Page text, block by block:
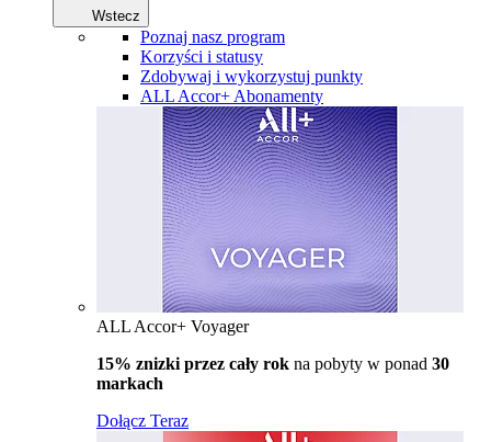
Wstecz
Poznaj nasz program
Korzyści i statusy
Zdobywaj i wykorzystuj punkty
ALL Accor+ Abonamenty
ALL Accor+ Voyager
15% znizki przez cały rok na pobyty w ponad 30
markach
Dołącz Teraz